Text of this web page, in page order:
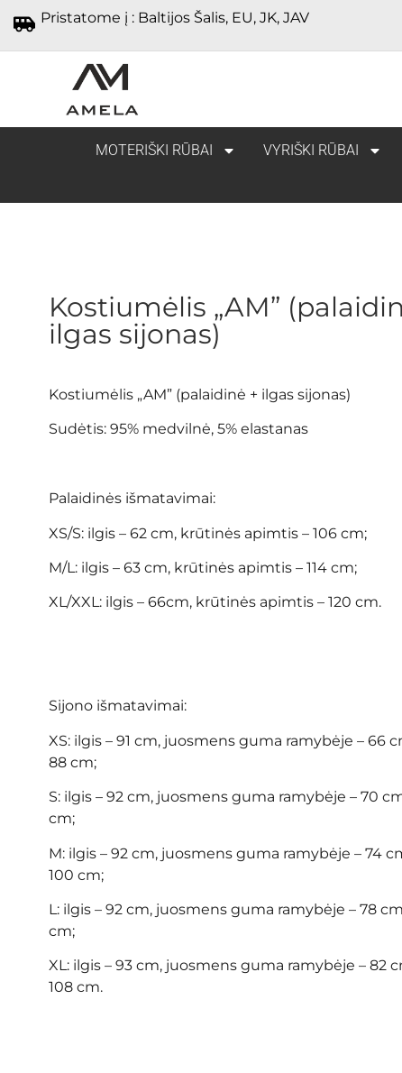
Pristatome į : Baltijos Šalis, EU, JK, JAV
MOTERIŠKI RŪBAI VYRIŠKI RŪBAI
Kostiumėlis „AM”
ilgas sijonas)
Kostiumėlis „AM” (palaidinė + ilgas sijonas)
Sudėtis: 95% medvilnė, 5% elastanas
Palaidinės išmatavimai:
XS/S: ilgis – 62 cm, krūtinės apimtis – 106 cm;
M/L: ilgis – 63 cm, krūtinės apimtis – 114 cm;
XL/XXL: ilgis – 66cm, krūtinės apimtis – 120 cm.
Sijono išmatavimai:
XS: ilgis – 91 cm, juosmens guma ramybėje – 66
88 cm;
S: ilgis – 92 cm, juosmens guma ramybėje – 70
cm;
M: ilgis – 92 cm, juosmens guma ramybėje – 74
100 cm;
L: ilgis – 92 cm, juosmens guma ramybėje – 78
cm;
XL: ilgis – 93 cm, juosmens guma ramybėje – 82
108 cm.